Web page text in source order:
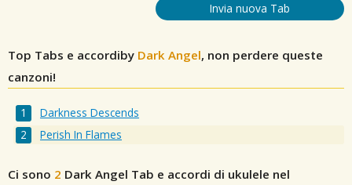
Invia nuova Tab
Top Tabs e accordiby Dark Angel, non perdere queste
canzoni!
Darkness Descends
Perish In Flames
Ci sono 2 Dark Angel Tab e accordi di ukulele nel